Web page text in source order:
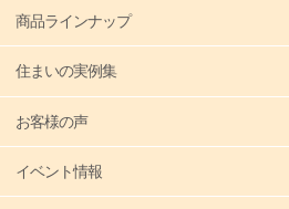
商品ラインナップ
住まいの実例集
お客様の声
イベント情報